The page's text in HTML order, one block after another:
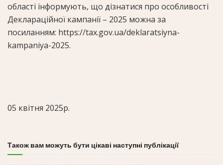
області інформують, що дізнатися про особливості
Деклараційної кампанії – 2025 можна за
посиланням: https://tax.gov.ua/deklaratsiyna-
kampaniya-2025.
05 квітня 2025р.
Також вам можуть бути цікаві наступні публікації